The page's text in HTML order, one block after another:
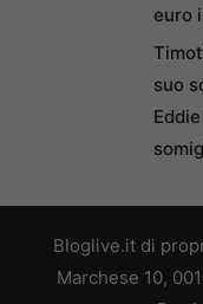
euro
suo
Bloglive.it di
Marchese 10,